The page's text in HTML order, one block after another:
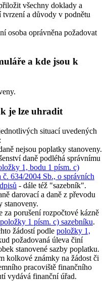
všechny doklady a
a důvody v podnětu
osoba oprávněna požadovat
a kde jsou k
je lze uhradit
situací uvedených
nejsou poplatky stanoveny.
daně podléhá správnímu
1, bodu 1 písm. c)
634/2004 Sb., o správních
- dále též "sazebník".
darovací a daně z převodu
stanoveny.
porušení rozpočtové kázně
položky 1 písm. c) sazebníku.
žádostí podle položky 1,
požadovaná úleva činí
stanovené sazby poplatku.
kolkové známky na žádost či
pracoviště finančního
vydává finanční úřad.